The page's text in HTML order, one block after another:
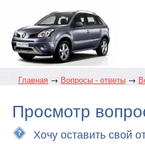
Главная → Вопросы - ответы →
Просмотр
Хочу оставить свой